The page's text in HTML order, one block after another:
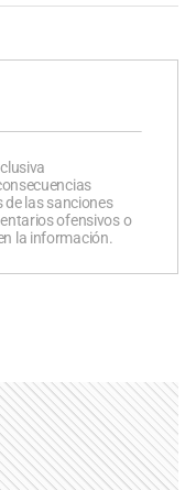
de las sanciones
ofensivos o
la información.